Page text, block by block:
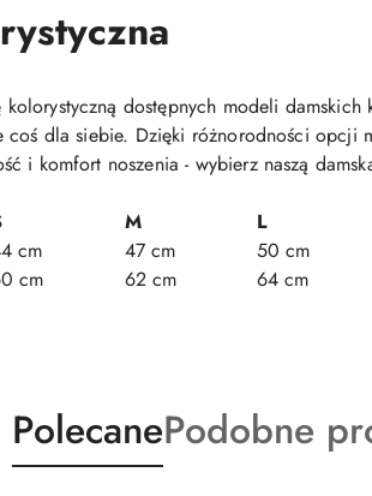
dostępnych modeli
coś dla siebie. Dzięki różnorodności
i komfort noszenia - wybierz naszą
M L
cm 47 cm 50 cm
cm 62 cm 64 cm
Produkty
o
PolecaneProdukty
o
Podobne